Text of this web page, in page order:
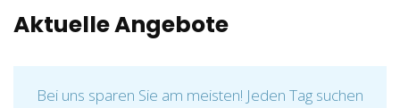
Aktuelle Angebote
Bei uns sparen Sie am meisten! Jeden Tag suchen